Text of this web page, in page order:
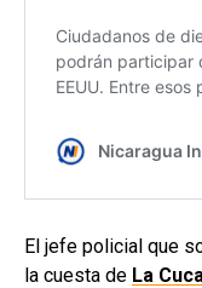
El jefe policial que
la cuesta de La